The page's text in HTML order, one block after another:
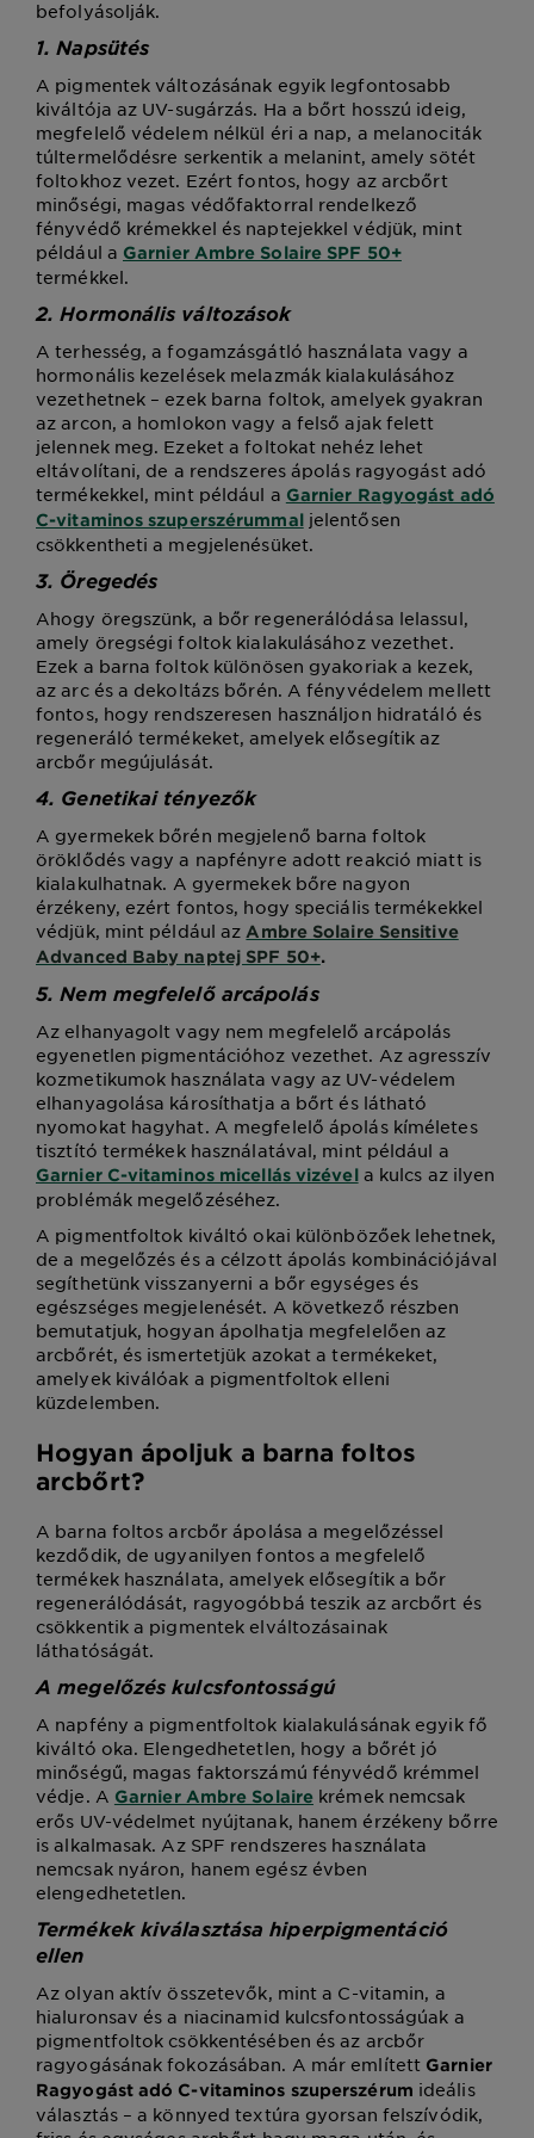
befolyásolják.
1. Napsütés
A pigmentek változásának egyik legfontosabb
kiváltója az UV-sugárzás. Ha a bőrt hosszú ideig,
megfelelő védelem nélkül éri a nap, a melanociták
túltermelődésre serkentik a melanint, amely sötét
foltokhoz vezet. Ezért fontos, hogy az arcbőrt
minőségi, magas védőfaktorral rendelkező
fényvédő krémekkel és naptejekkel védjük, mint
például a Garnier Ambre Solaire SPF 50+
termékkel.
2. Hormonális változások
A terhesség, a fogamzásgátló használata vagy a
hormonális kezelések melazmák kialakulásához
vezethetnek – ezek barna foltok, amelyek gyakran
az arcon, a homlokon vagy a felső ajak felett
jelennek meg. Ezeket a foltokat nehéz lehet
eltávolítani, de a rendszeres ápolás ragyogást adó
termékekkel, mint például a Garnier Ragyogást adó
C-vitaminos szuperszérummaljelentősen
csökkentheti a megjelenésüket.
3. Öregedés
Ahogy öregszünk, a bőr regenerálódása lelassul,
amely öregségi foltok kialakulásához vezethet.
Ezek a barna foltok különösen gyakoriak a kezek,
az arc és a dekoltázs bőrén. A fényvédelem mellett
fontos, hogy rendszeresen használjon hidratáló és
regeneráló termékeket, amelyek elősegítik az
arcbőr megújulását.
4. Genetikai tényezők
A gyermekek bőrén megjelenő barna foltok
öröklődés vagy a napfényre adott reakció miatt is
kialakulhatnak. A gyermekek bőre nagyon
érzékeny, ezért fontos, hogy speciális termékekkel
védjük, mint például az Ambre Solaire Sensitive
Advanced Baby naptej SPF 50+.
5. Nem megfelelő arcápolás
Az elhanyagolt vagy nem megfelelő arcápolás
egyenetlen pigmentációhoz vezethet. Az agresszív
kozmetikumok használata vagy az UV-védelem
elhanyagolása károsíthatja a bőrt és látható
nyomokat hagyhat. A megfelelő ápolás kíméletes
tisztító termékek használatával, mint például a
Garnier C-vitaminos micellás vizével a kulcs az ilyen
problémák megelőzéséhez.
A pigmentfoltok kiváltó okai különbözőek lehetnek,
de a megelőzés és a célzott ápolás kombinációjával
segíthetünk visszanyerni a bőr egységes és
egészséges megjelenését. A következő részben
bemutatjuk, hogyan ápolhatja megfelelően az
arcbőrét, és ismertetjük azokat a termékeket,
amelyek kiválóak a pigmentfoltok elleni
küzdelemben.
Hogyan ápoljuk a barna foltos
arcbőrt?
A barna foltos arcbőr ápolása a megelőzéssel
kezdődik, de ugyanilyen fontos a megfelelő
termékek használata, amelyek elősegítik a bőr
regenerálódását, ragyogóbbá teszik az arcbőrt és
csökkentik a pigmentek elváltozásainak
láthatóságát.
A megelőzés kulcsfontosságú
A napfény a pigmentfoltok kialakulásának egyik fő
kiváltó oka. Elengedhetetlen, hogy a bőrét jó
minőségű, magas faktorszámú fényvédő krémmel
védje. A Garnier Ambre Solaire krémek nemcsak
erős UV-védelmet nyújtanak, hanem érzékeny bőrre
is alkalmasak. Az SPF rendszeres használata
nemcsak nyáron, hanem egész évben
elengedhetetlen.
Termékek kiválasztása hiperpigmentáció
ellen
Az olyan aktív összetevők, mint a C-vitamin, a
hialuronsav és a niacinamid kulcsfontosságúak a
pigmentfoltok csökkentésében és az arcbőr
ragyogásának fokozásában. A már említett Garnier
Ragyogást adó C-vitaminos szuperszérum ideális
választás – a könnyed textúra gyorsan felszívódik,